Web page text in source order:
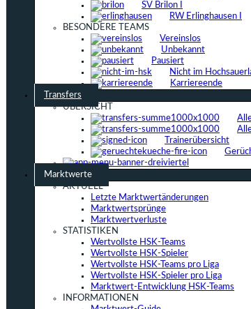
SV Brilon I
RW Erlinghausen I
BESONDERE TEAMS
Vereinslos
Unbekannt
Pausiert
Nicht im
Karriereende
Transfers
ÜBERSICHT
Trainerübersicht
Marktwerte
AKTUELL
Letzte Marktwertänderungen
Marktwertsprünge
Marktwertverluste
STATISTIKEN
Wertvollste HSK-Teams
Wertvollste HSK-Spieler
Wertvollste HSK-Teams pro Liga
Wertvollste HSK-Spieler pro Liga
Marktwert-Entwicklung HSK-Teams
INFORMATIONEN